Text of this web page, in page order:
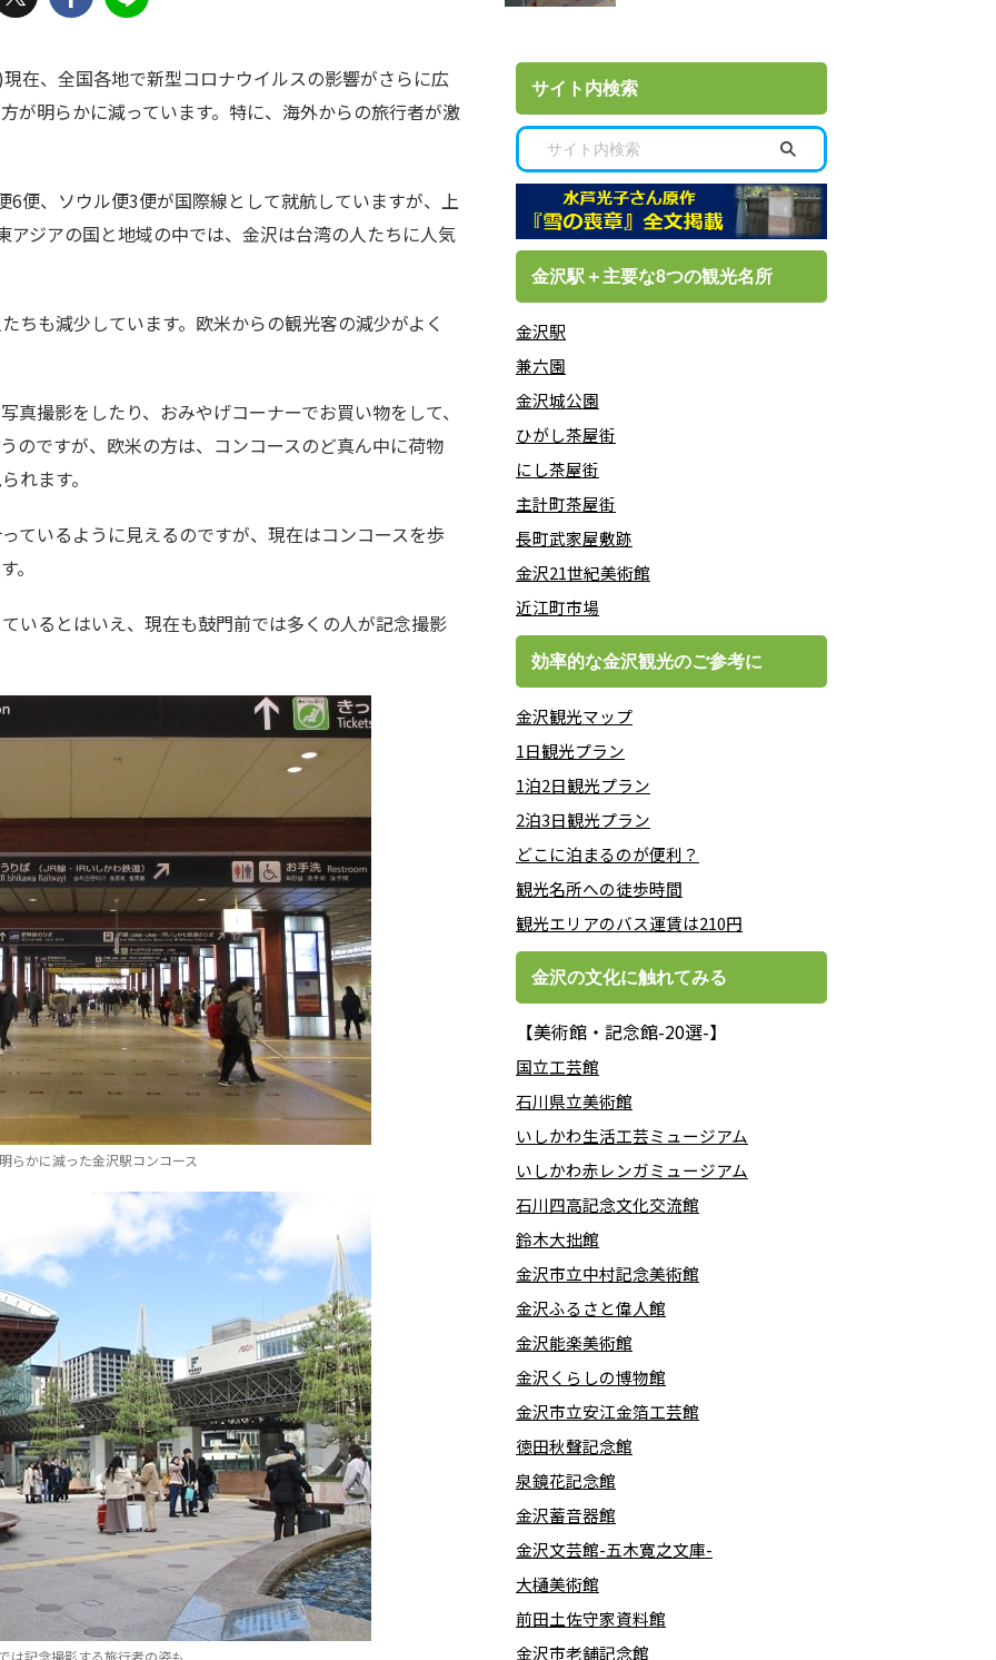
在、全国各地で新型コロナウイルスの影響がさらに広
が明らかに減っています。特に、海外からの旅行者が激
便、ソウル便3便が国際線として就航していますが、上
ジアの国と地域の中では、金沢は台湾の人たちに人気
ちも減少しています。欧米からの観光客の減少がよく
真撮影をしたり、おみやげコーナーでお買い物をして、
のですが、欧米の方は、コンコースのど真ん中に荷物
れます。
ているように見えるのですが、現在はコンコースを歩
。
いるとはいえ、現在も鼓門前では多くの人が記念撮影
らかに減った金沢駅コンコース
サイト内検索
金沢駅＋主要な8つの観光名所
金沢駅
兼六園
金沢城公園
ひがし茶屋街
にし茶屋街
主計町茶屋街
長町武家屋敷跡
金沢21世紀美術館
近江町市場
効率的な金沢観光のご参考に
金沢観光マップ
1日観光プラン
1泊2日観光プラン
2泊3日観光プラン
どこに泊まるのが便利？
観光名所への徒歩時間
観光エリアのバス運賃は210円
金沢の文化に触れてみる
【美術館・記念館-20選-】
国立工芸館
石川県立美術館
いしかわ生活工芸ミュージアム
いしかわ赤レンガミュージアム
石川四高記念文化交流館
鈴木大拙館
金沢市立中村記念美術館
金沢ふるさと偉人館
金沢能楽美術館
金沢くらしの博物館
金沢市立安江金箔工芸館
徳田秋聲記念館
泉鏡花記念館
金沢蓄音器館
金沢文芸館-五木寛之文庫-
大樋美術館
前田土佐守家資料館
金沢市老舗記念館